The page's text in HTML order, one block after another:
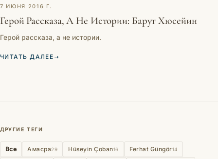
ОЧЕРК
7 ИЮНЯ 2016 Г.
Герой Рассказа, А Не Истории: Барут Хюсейин
Герой рассказа, а не истории.
ЧИТАТЬ ДАЛЕЕ
ДРУГИЕ ТЕГИ
Все Амасра29 Hüseyin Çoban16 Ferhat Güngör14